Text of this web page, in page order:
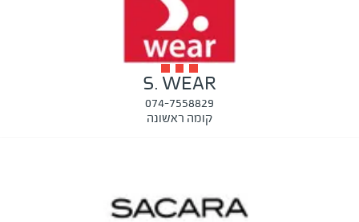
S. WEAR
074-7558829
קומה ראשונה